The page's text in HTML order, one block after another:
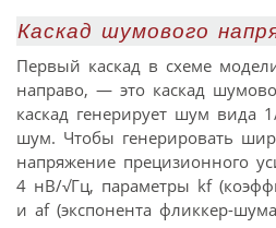
Каскад шумового
Первый каскад в схеме
направо, — это каскад
каскад генерирует шум вида
шум. Чтобы генерировать
напряжение прецизионного
4 нВ/√Гц, параметры kf
и af (экспонента фликкер-